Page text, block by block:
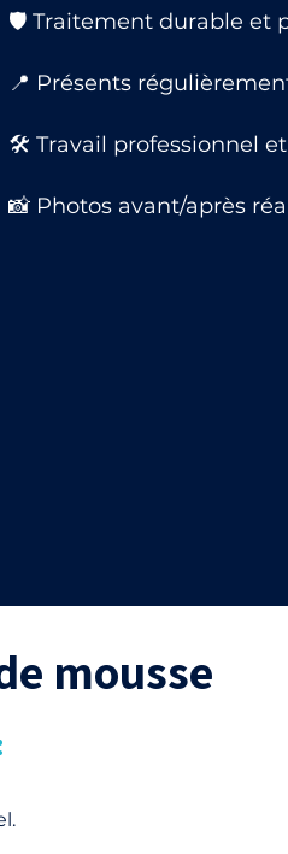
🛡 Traitement durable et
📍 Présents
🛠 Travail professionnel
📸 Photos avant/après
mousse